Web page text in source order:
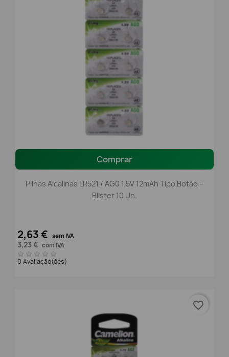
Comprar
Pilhas Alcalinas LR521 / AG0 1.5V 12mAh Tipo Botão –
Blister 10 Un.
2,63 € sem IVA
3,23 € com IVA
0 Avaliação(ões)
favorite_border